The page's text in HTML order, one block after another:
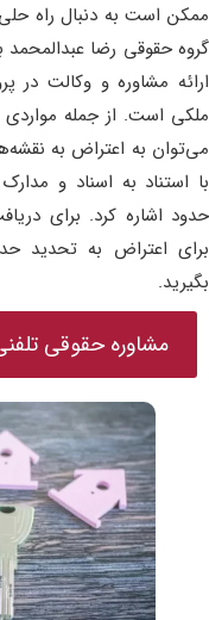
ممکن است به دنبال راه
گروه حقوقی رضا عبدالمحمد
ارائه مشاوره و وکالت در
ملکی است. از جمله
می‌توان به اعتراض به
با استناد به اسناد و
حدود اشاره کرد. برای
برای اعتراض به تحدید
بگیرید.
مشاوره حقوقی